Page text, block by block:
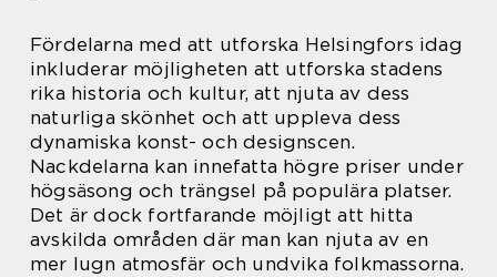
Fördelarna med att utforska Helsingfors idag
inkluderar möjligheten att utforska stadens
rika historia och kultur, att njuta av dess
naturliga skönhet och att uppleva dess
dynamiska konst- och designscen.
Nackdelarna kan innefatta högre priser under
högsäsong och trängsel på populära platser.
Det är dock fortfarande möjligt att hitta
avskilda områden där man kan njuta av en
mer lugn atmosfär och undvika folkmassorna.